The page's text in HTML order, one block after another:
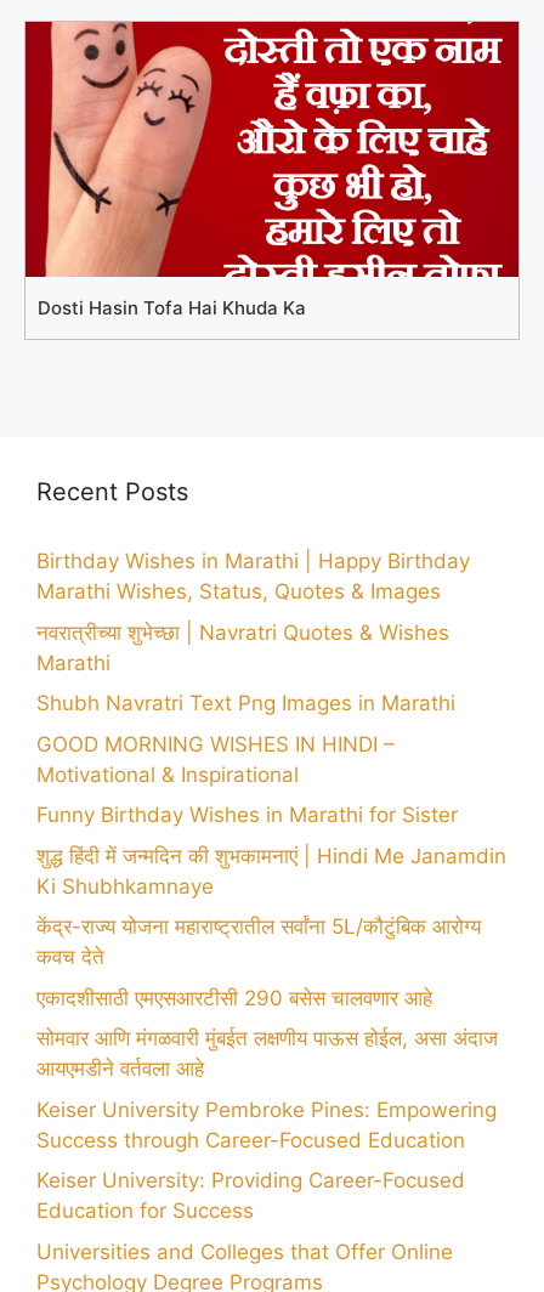
Dosti Hasin Tofa Hai Khuda Ka
Recent Posts
Birthday Wishes in Marathi | Happy Birthday
Marathi Wishes, Status, Quotes & Images
नवरात्रीच्या शुभेच्छा | Navratri Quotes & Wishes
Marathi
Shubh Navratri Text Png Images in Marathi
GOOD MORNING WISHES IN HINDI –
Motivational & Inspirational
Funny Birthday Wishes in Marathi for Sister
शुद्ध हिंदी में जन्मदिन की शुभकामनाएं | Hindi Me Janamdin
Ki Shubhkamnaye
केंद्र-राज्य योजना महाराष्ट्रातील सर्वांना 5L/कौटुंबिक आरोग्य
कवच देते
एकादशीसाठी एमएसआरटीसी 290 बसेस चालवणार आहे
सोमवार आणि मंगळवारी मुंबईत लक्षणीय पाऊस होईल, असा अंदाज
आयएमडीने वर्तवला आहे
Keiser University Pembroke Pines: Empowering
Success through Career-Focused Education
Keiser University: Providing Career-Focused
Education for Success
Universities and Colleges that Offer Online
Psychology Degree Programs